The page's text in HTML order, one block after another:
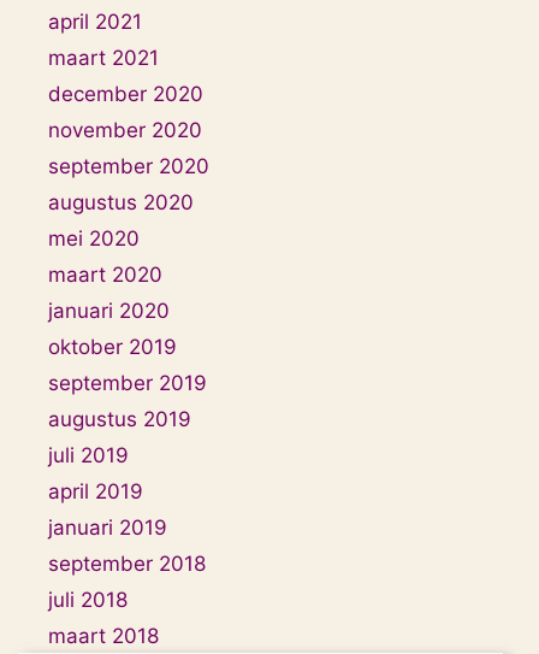
april 2021
maart 2021
december 2020
november 2020
september 2020
augustus 2020
mei 2020
maart 2020
januari 2020
oktober 2019
september 2019
augustus 2019
juli 2019
april 2019
januari 2019
september 2018
juli 2018
maart 2018